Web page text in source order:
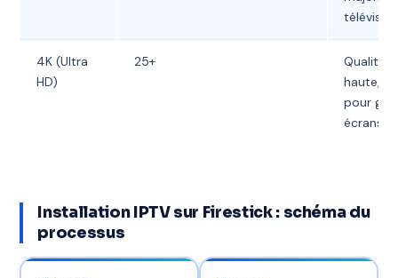
4K (Ultra
HD)
25+
Qualité
haute,
pour
écrans
Installation IPTV sur Firestick : schéma du
processus